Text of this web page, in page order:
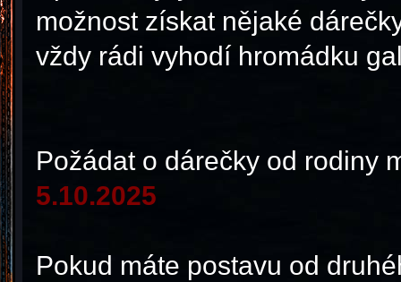
možnost získat nějaké
vždy rádi vyhodí hromádku
Požádat o dárečky od rodiny
5.10.2025
Pokud máte postavu od